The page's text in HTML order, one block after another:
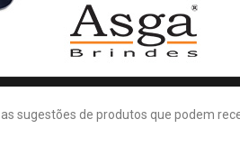
sugestões de produtos que podem